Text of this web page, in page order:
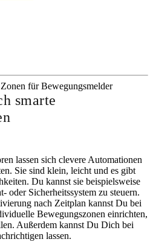
smarte
lassen sich clevere Automationen
Sie sind klein, leicht und es gibt
Du kannst sie beispielsweise
oder Sicherheitssystem zu steuern.
nach Zeitplan kannst Du bei
Bewegungszonen einrichten,
Außerdem kannst Du Dich bei
lassen.